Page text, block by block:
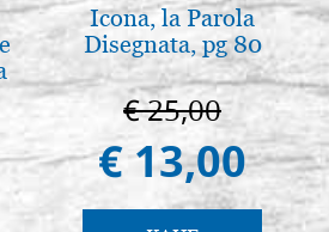
Icona, la Parola
Disegnata, pg 80
€ 25,00
€ 13,00